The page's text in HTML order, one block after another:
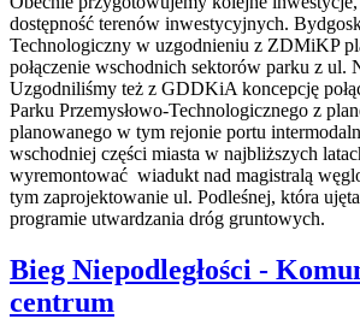
dostępność terenów inwestycyjnych.
Technologiczny w uzgodnieniu z ZDMiKP
połączenie wschodnich sektorów parku z ul.
Uzgodniliśmy też z GDDKiA koncepcję
Parku Przemysłowo-Technologicznego z
planowanego w tym rejonie portu
wschodniej części miasta w najbliższych
wyremontować wiadukt nad magistralą
tym zaprojektowanie ul. Podleśnej, która
programie utwardzania dróg gruntowych.
Bieg Niepodległości -
centrum